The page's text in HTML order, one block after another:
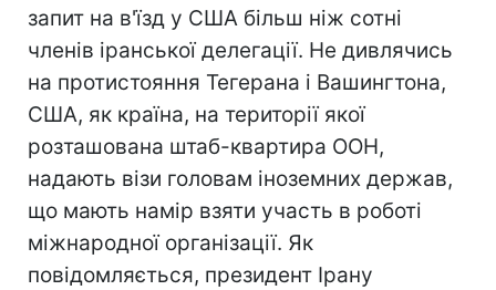
запит на в'їзд у США більш ніж сотні
членів іранської делегації. Не дивлячись
на протистояння Тегерана і Вашингтона,
США, як країна, на території якої
розташована штаб-квартира ООН,
надають візи головам іноземних держав,
що мають намір взяти участь в роботі
міжнародної організації. Як
повідомляється, президент Ірану